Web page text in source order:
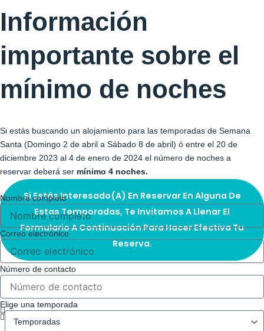
Información
importante sobre el
mínimo de noches
Si estás buscando un alojamiento para las temporadas de Semana
Santa (Domingo 2 de abril a Sábado 8 de abril) ó entre el 20 de
diciembre 2023 al 4 de enero de 2024 el número de noches a
reservar deberá ser mínimo 4 noches.
Nombre completo
Correo electrónico
Número de contacto
Elige una temporada
Si Estás Interesado(a) En Reservar En Alguna De
Estas Temporadas, Te Invitamos A Llenar El
Formulario A Continuación Para Hacer Efectiva Tu
Reserva.